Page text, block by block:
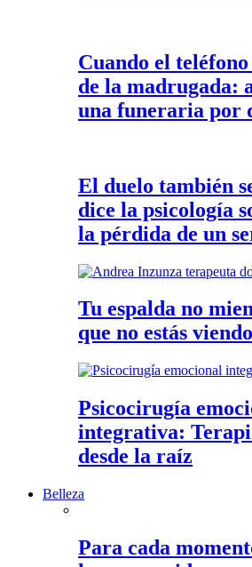
Cuando el teléfono
de la madrugada:
una funeraria por
El duelo también
dice la psicología
la pérdida de un
Tu espalda no
que no estás viendo
Psicocirugía
integrativa:
desde la raíz
Belleza
Para cada